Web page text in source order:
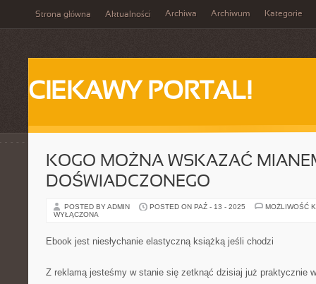
Strona główna Aktualności Archiwa Archiwum Kategorie
CIEKAWY PORTAL!
KOGO MOŻNA WSKAZAĆ
DOŚWIADCZONEGO
POSTED BY ADMIN POSTED ON PAŹ - 13 - 2025
MOŻLIWOŚĆ
WYŁĄCZONA
Ebook jest niesłychanie elastyczną książką jeśli chodzi
Z reklamą jesteśmy w stanie się zetknąć dzisiaj już praktycznie